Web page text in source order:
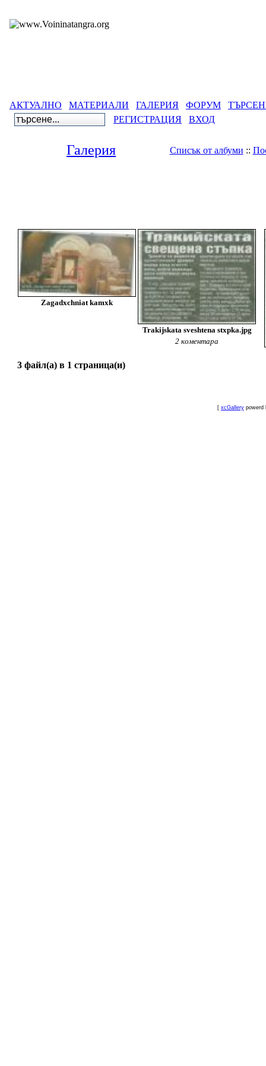
АКТУАЛНО МАТЕРИАЛИ ГАЛЕРИЯ ФОРУМ
РЕГИСТРАЦИЯ
ВХОД
Галерия Списък от албуми ::
Zagadxchniat kamxk
Trakijskata sveshtena stxpka.jpg
2 коментара
3 файл(а) в 1 страница(и)
[ xcGallery